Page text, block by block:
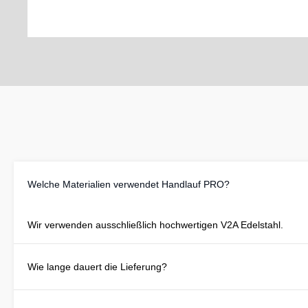
Welche Materialien verwendet Handlauf PRO?
Wir verwenden ausschließlich hochwertigen V2A Edelstahl.
Wie lange dauert die Lieferung?